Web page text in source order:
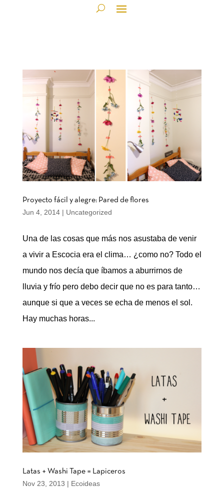
Proyecto fácil y alegre: Pared de flores
Jun 4, 2014| Uncategorized
Una de las cosas que más nos asustaba de venir
a vivir a Escocia era el clima… ¿como no? Todo el
mundo nos decía que íbamos a aburrirnos de
lluvia y frío pero debo decir que no es para tanto…
aunque si que a veces se echa de menos el sol.
Hay muchas horas...
Latas + Washi Tape = Lapiceros
Nov 23, 2013 | Ecoideas